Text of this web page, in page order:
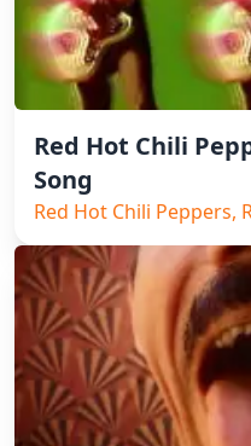
Red Hot Chili
Song
Red Hot Chili Peppers,